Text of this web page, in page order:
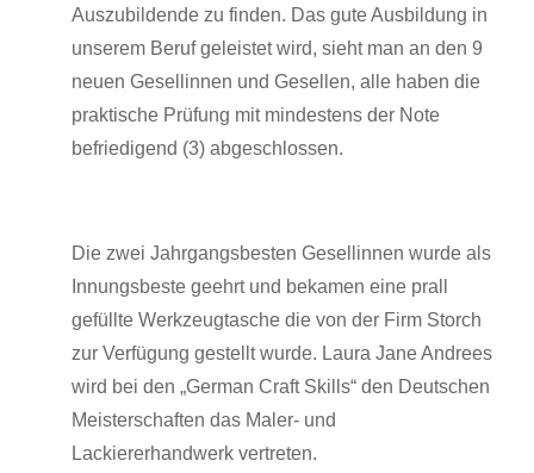
Auszubildende zu finden. Das gute Ausbildung in
unserem Beruf geleistet wird, sieht man an den 9
neuen Gesellinnen und Gesellen, alle haben die
praktische Prüfung mit mindestens der Note
befriedigend (3) abgeschlossen.
Die zwei Jahrgangsbesten Gesellinnen wurde als
Innungsbeste geehrt und bekamen eine prall
gefüllte Werkzeugtasche die von der Firm Storch
zur Verfügung gestellt wurde. Laura Jane Andrees
wird bei den „German Craft Skills“ den Deutschen
Meisterschaften das Maler- und
Lackiererhandwerk vertreten.